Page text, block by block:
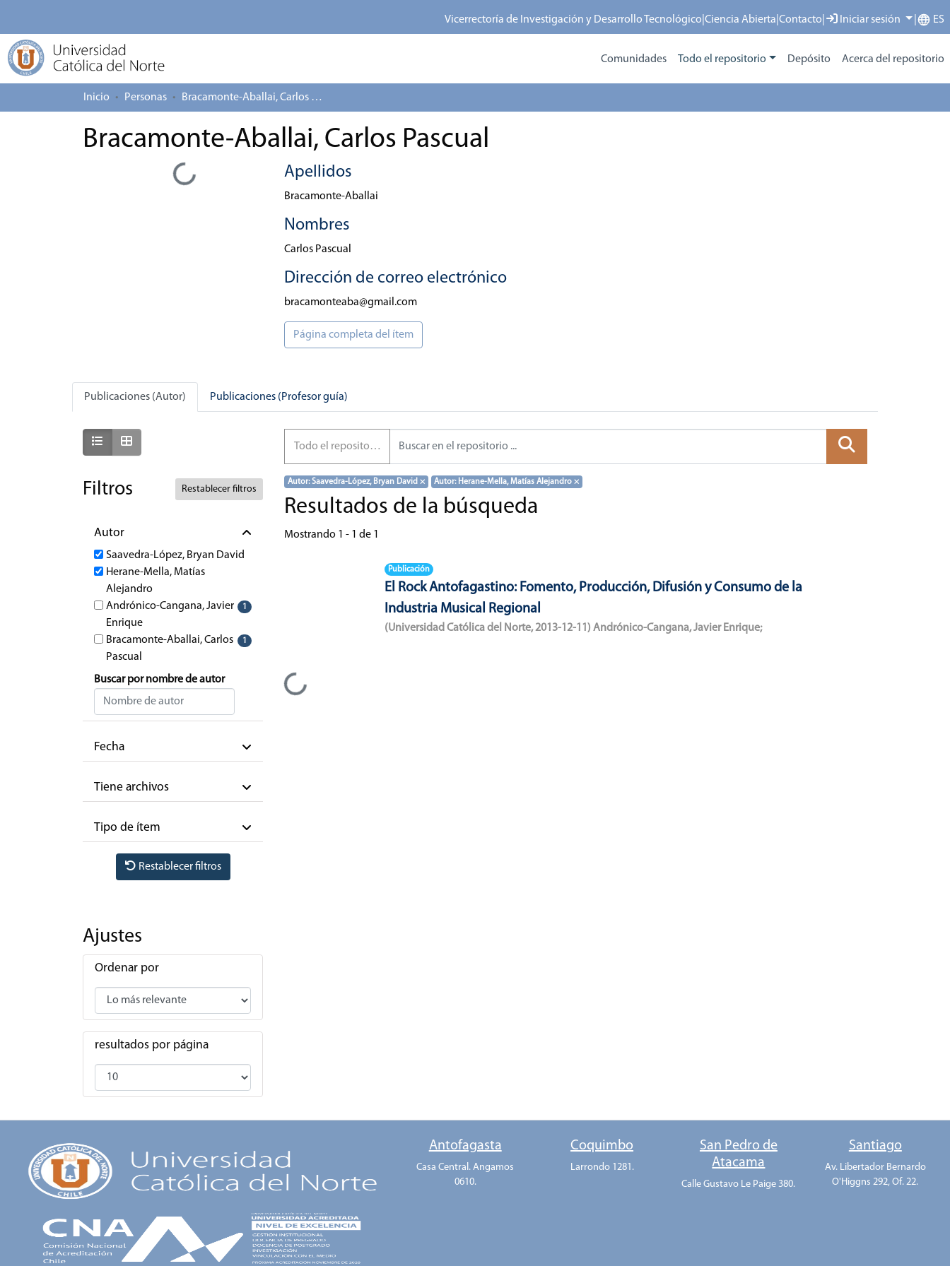
Vicerrectoría de Investigación y Desarrollo Tecnológico |Ciencia Abierta |Contacto Iniciar sesión ES
Comunidades Todo el repositorio Depósito Acerca del repositorio
Inicio Personas Bracamonte-Aballai, Carlos Pascual
Bracamonte-Aballai, Carlos Pascual
Cargando... Apellidos
Bracamonte-Aballai
Nombres
Carlos Pascual
Dirección de correo electrónico
bracamonteaba@gmail.com
Página completa del ítem
Publicaciones (Autor) Publicaciones (Profesor guía)
Mostrar como lista
Filtros Restablecer filtros
Autor
Saavedra-López, Bryan David
Herane-Mella, Matías
Alejandro
1
Andrónico-Cangana, Javier
Enrique
1
Bracamonte-Aballai, Carlos
Pascual
Buscar por nombre de autor
Fecha
Tiene archivos
Tipo de ítem
Restablecer filtros
Ajustes
Ordenar por
resultados por página
Todo el repositorio
Autor: Saavedra-López, Bryan David × Autor: Herane-Mella, Matías Alejandro×
Resultados de la búsqueda
Mostrando 1 - 1 de 1
Cargando...
Publicación
El Rock Antofagastino: Fomento, Producción, Difusión y Consumo de la
Industria Musical Regional
(Universidad Católica del Norte,2013-12-11)Andrónico-Cangana, Javier Enrique;
Antofagasta
Casa Central. Angamos
0610.
Coquimbo
Larrondo 1281.
San Pedro de
Atacama
Calle Gustavo Le Paige 380.
Santiago
Av. Libertador Bernardo
O'Higgns 292, Of. 22.